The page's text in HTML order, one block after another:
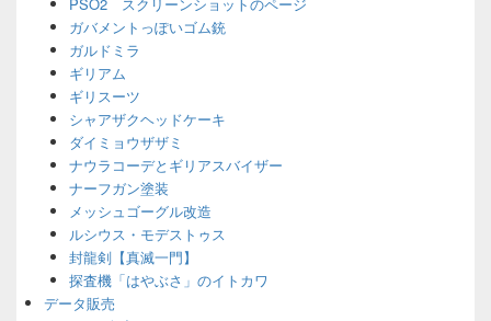
ガバメントっぽいゴム銃
ガルドミラ
ギリアム
ギリスーツ
シャアザクヘッドケーキ
ダイミョウザザミ
ナウラコーデとギリアスバイザー
ナーフガン塗装
メッシュゴーグル改造
ルシウス・モデストゥス
封龍剣【真滅一門】
探査機「はやぶさ」のイトカワ
データ販売